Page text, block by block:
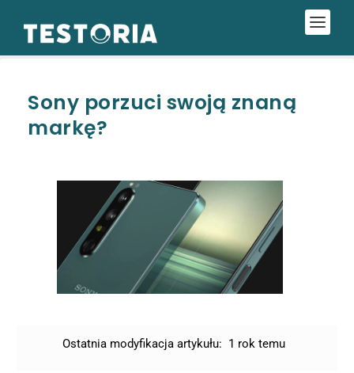
Sony porzuci swoją znaną
markę?
Ostatnia modyfikacja artykułu: 1 rok temu